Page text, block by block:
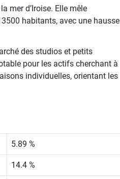
mer d’Iroise. Elle mêle
habitants, avec une hausse
des studios et petits
pour les actifs cherchant à
individuelles, orientant les
5.89 %
14.4 %